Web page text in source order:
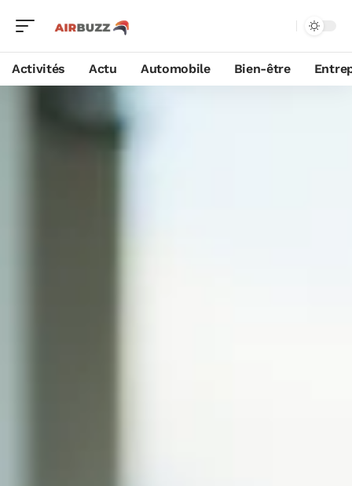
Activités Actu Automobile Bien-être